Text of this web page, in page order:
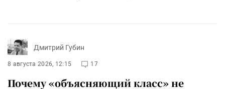
Дмитрий Губин
8 августа 2026, 12:15 17
Почему «объясняющий класс» не